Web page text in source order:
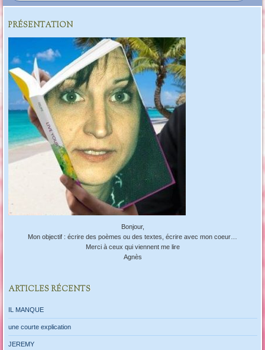
PRÉSENTATION
Bonjour,
Mon objectif : écrire des poèmes ou des textes, écrire avec mon coeur…
Merci à ceux qui viennent me lire
Agnès
ARTICLES RÉCENTS
IL MANQUE
une courte explication
JEREMY